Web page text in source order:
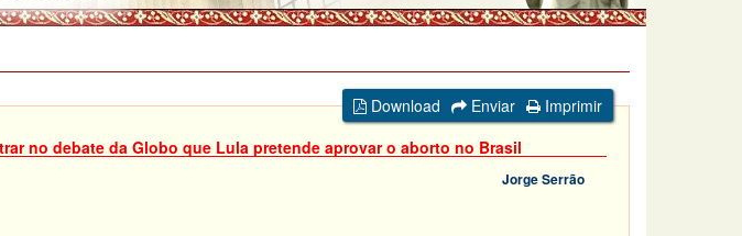
Download Enviar
Imprimir
no debate da Globo que Lula pretende aprovar o aborto no Brasil
Jorge Serrão